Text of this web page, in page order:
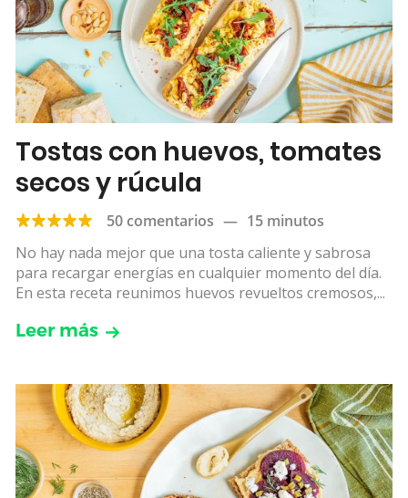
Tostas con huevos, tomates
secos y rúcula
50 comentarios — 15 minutos
No hay nada mejor que una tosta caliente y sabrosa
para recargar energías en cualquier momento del día.
En esta receta reunimos huevos revueltos cremosos,...
Leer más